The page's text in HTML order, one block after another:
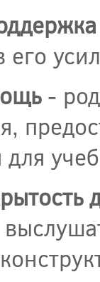
-
для